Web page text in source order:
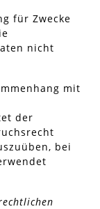
für Zwecke
nicht
mit
der
bei